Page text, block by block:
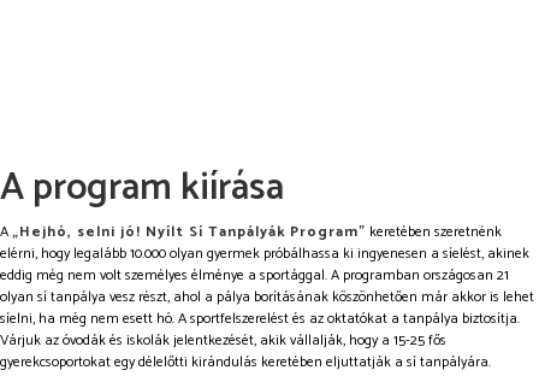
A program kiírása
A„Hejhó, selni jó! Nyílt Sí Tanpályák Program” keretében szeretnénk
elérni, hogy legalább 10.000 olyan gyermek próbálhassa ki ingyenesen a síelést, akinek
eddig még nem volt személyes élménye a sportággal. A programban országosan 21
olyan sí tanpálya vesz részt, ahol a pálya borításának köszönhetően már akkor is lehet
síelni, ha még nem esett hó. A sportfelszerelést és az oktatókat a tanpálya biztosítja.
Várjuk az óvodák és iskolák jelentkezését, akik vállalják, hogy a 15-25 fős
gyerekcsoportokat egy délelőtti kirándulás keretében eljuttatják a sí tanpályára.